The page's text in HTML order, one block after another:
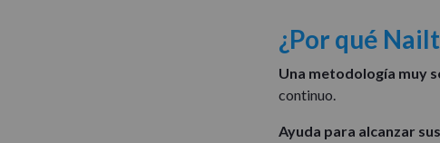
¿Por qué
Una metodología muy
continuo.
Ayuda para alcanzar